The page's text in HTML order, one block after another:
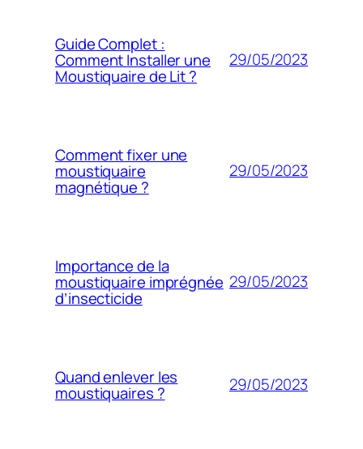
Guide Complet :
Comment Installer une
Moustiquaire de Lit ?
29/05/2023
Comment fixer une
moustiquaire
magnétique ?
29/05/2023
Importance de la
moustiquaire imprégnée
d’insecticide
29/05/2023
Quand enlever les
moustiquaires ? 29/05/2023